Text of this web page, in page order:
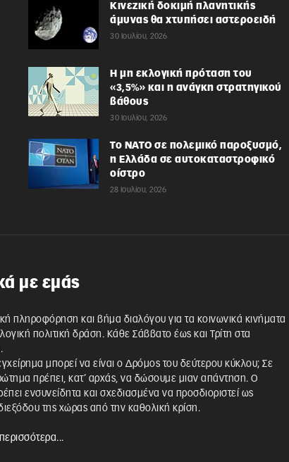
Κινεζική δοκιμή πλανητικής
άμυνας θα χτυπήσει αστεροειδή
30 Ιουλίου, 2026
Η μη εκλογική πρόταση του
«3,5%» και η ανάγκη στρατηγικού
βάθους
30 Ιουλίου, 2026
Το ΝΑΤΟ σε πολεμικό παροξυσμό,
η Ελλάδα σε αυτοκαταστροφικό
οίστρο
28 Ιουλίου, 2026
με εμάς
πληροφόρηση και βήμα διαλόγου για τα κοινωνικά κινήματα
πολιτική δράση. Κάθε Σάββατο έως και Τρίτη στα
μπορεί να είναι ο Δρόμος του δεύτερου κύκλου; Σε
πρέπει, κατ’ αρχάς, να δώσουμε μιαν απάντηση. Ο
ενσυνείδητα και σχεδιασμένα να προσδιοριστεί ως
της χώρας από την καθολική κρίση.